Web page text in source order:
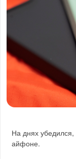
На днях убедился,
айфоне.